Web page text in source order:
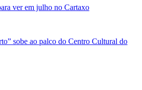
ver em julho no Cartaxo
sobe ao palco do Centro Cultural do